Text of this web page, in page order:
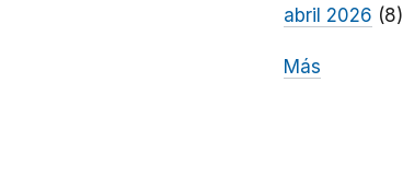
abril 2026 (8)
Más